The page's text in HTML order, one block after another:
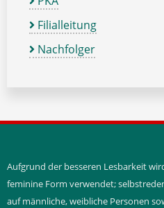
Filialleitung
Nachfolger
Aufgrund der besseren Lesbarkeit
feminine Form verwendet;
auf männliche, weibliche Personen